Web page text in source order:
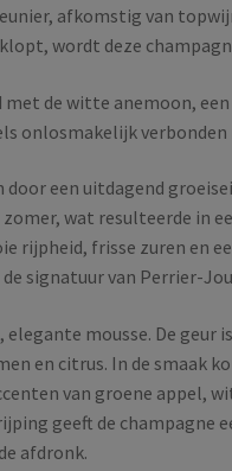
afkomstig van
wordt deze
met de witte anemoon,
onlosmakelijk verbonden
een uitdagend
wat resulteerde in
rijpheid, frisse zuren en
signatuur van Perrier-
mousse. De geur
en citrus. In de smaak
van groene appel,
geeft de champagne
afdronk.